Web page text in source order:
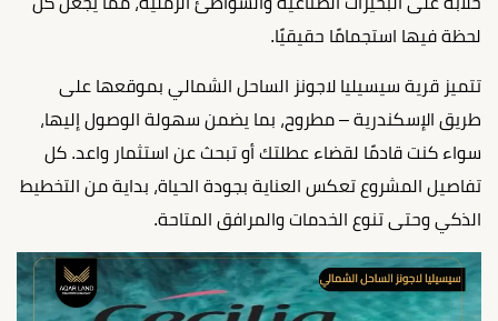
لحظة فيها استجمامًا حقيقيًا.
تتميز قرية سيسيليا لاجونز الساحل الشمالي بموقعها على
طريق الإسكندرية – مطروح، بما يضمن سهولة الوصول إليها،
سواء كنت قادمًا لقضاء عطلتك أو تبحث عن استثمار واعد. كل
تفاصيل المشروع تعكس العناية بجودة الحياة، بداية من التخطيط
الذكي وحتى تنوع الخدمات والمرافق المتاحة.